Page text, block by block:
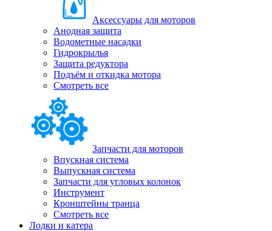
Аксессуары для моторов
Анодная защита
Водометные насадки
Гидрокрылья
Защита редуктора
Подъём и откидка мотора
Смотреть все
Запчасти для моторов
Впускная система
Выпускная система
Запчасти для угловых колонок
Инструмент
Кронштейны транца
Смотреть все
Лодки и катера